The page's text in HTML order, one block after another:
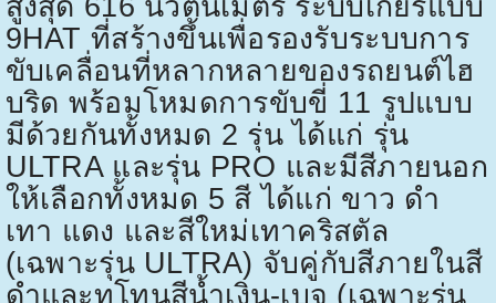
9HAT ที่สร้างขึ้นเพื่อรองรับระบบการ
ขับเคลื่อนที่หลากหลายของรถยนต์ไฮ
บริด พร้อมโหมดการขับขี่ 11 รูปแบบ
มีด้วยกันทั้งหมด 2 รุ่น ได้แก่ รุ่น
ULTRA และรุ่น PRO และมีสีภายนอก
ให้เลือกทั้งหมด 5 สี ได้แก่ ขาว ดำ
เทา แดง และสีใหม่เทาคริสตัล
(เฉพาะรุ่น ULTRA) จับคู่กับสีภายในสี
ดำและทูโทนสีน้ำเงิน-เบจ (เฉพาะรุ่น